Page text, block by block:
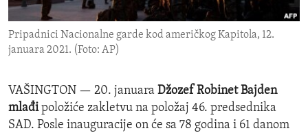
ENVIRONMENT AND HEALTH
IDEALS AND INSTITUTIONS
Pripadnici Nacionalne garde kod američkog Kapitola, 12.
januara 2021. (Foto: AP)
VAŠINGTON — 20. januara Džozef Robinet Bajden
mlađipoložiće zakletvu na položaj 46. predsednika
SAD. Posle inauguracije on će sa 78 godina i 61 danom